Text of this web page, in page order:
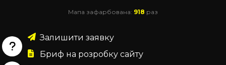
Мапа зафарбована: 918 раз
Залишити заявку
Бриф на розробку сайту